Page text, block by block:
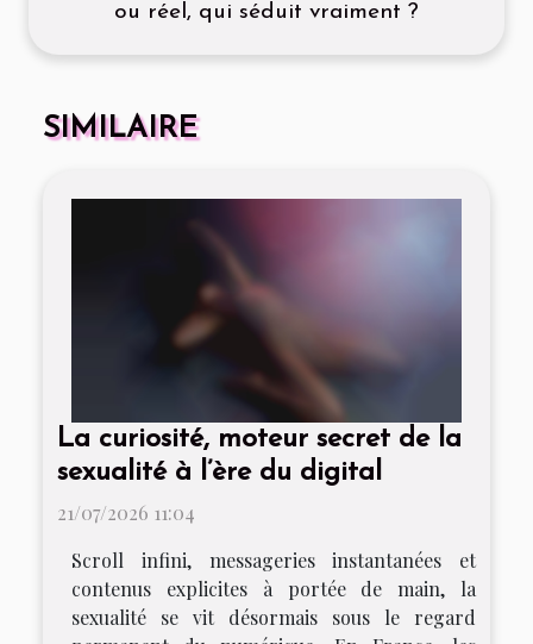
ou réel, qui séduit vraiment ?
SIMILAIRE
La curiosité, moteur secret de la
sexualité à l’ère du digital
21/07/2026 11:04
Scroll infini, messageries instantanées et
contenus explicites à portée de main, la
sexualité se vit désormais sous le regard